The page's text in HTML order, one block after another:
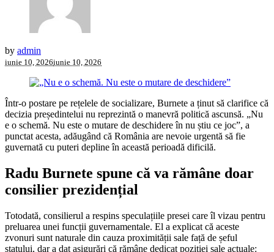
by admin
iunie 10, 2026iunie 10, 2026
Într-o postare pe rețelele de socializare, Burnete a ținut să clarifice că
decizia președintelui nu reprezintă o manevră politică ascunsă. „Nu
e o schemă. Nu este o mutare de deschidere în nu știu ce joc”, a
punctat acesta, adăugând că România are nevoie urgentă să fie
guvernată cu puteri depline în această perioadă dificilă.
Radu Burnete spune că va rămâne doar
consilier prezidențial
Totodată, consilierul a respins speculațiile presei care îl vizau pentru
preluarea unei funcții guvernamentale. El a explicat că aceste
zvonuri sunt naturale din cauza proximității sale față de șeful
statului, dar a dat asigurări că rămâne dedicat poziției sale actuale: